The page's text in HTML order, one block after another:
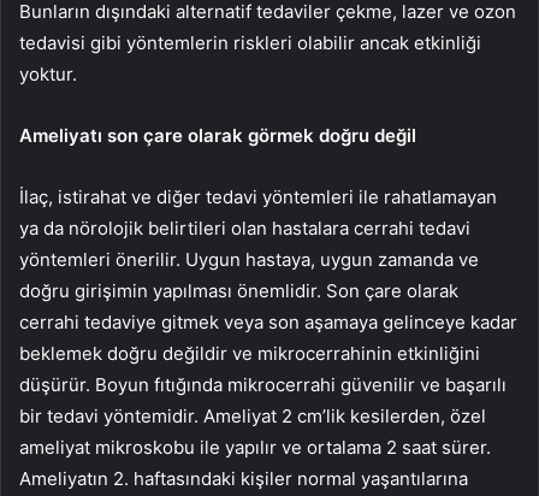
Bunların dışındaki alternatif tedaviler çekme, lazer ve ozon
tedavisi gibi yöntemlerin riskleri olabilir ancak etkinliği
yoktur.
Ameliyatı son çare olarak görmek doğru değil
İlaç, istirahat ve diğer tedavi yöntemleri ile rahatlamayan
ya da nörolojik belirtileri olan hastalara cerrahi tedavi
yöntemleri önerilir. Uygun hastaya, uygun zamanda ve
doğru girişimin yapılması önemlidir. Son çare olarak
cerrahi tedaviye gitmek veya son aşamaya gelinceye kadar
beklemek doğru değildir ve mikrocerrahinin etkinliğini
düşürür. Boyun fıtığında mikrocerrahi güvenilir ve başarılı
bir tedavi yöntemidir. Ameliyat 2 cm’lik kesilerden, özel
ameliyat mikroskobu ile yapılır ve ortalama 2 saat sürer.
Ameliyatın 2. haftasındaki kişiler normal yaşantılarına